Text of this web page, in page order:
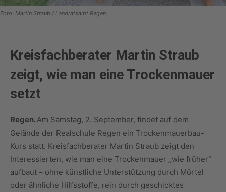
Foto: Martin Straub / Landratsamt Regen
Kreisfachberater Martin Straub
zeigt, wie man eine Trockenmauer
setzt
Regen.Am Samstag, 2. September, findet auf dem
Gelände der Realschule Regen ein Trockenmauerbau-
Kurs statt. Kreisfachberater Martin Straub zeigt den
Interessierten, wie man eine Trockenmauer „wie früher“
aufbaut – ohne künstliche Unterstützung durch Mörtel
oder ähnliche Hilfsstoffe, rein durch geschicktes